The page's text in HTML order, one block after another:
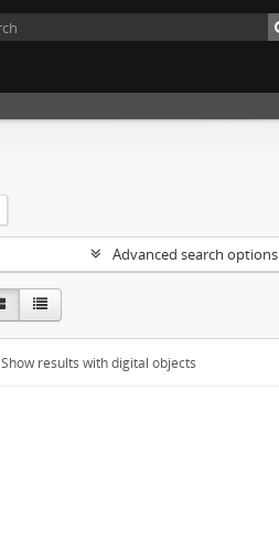
Advanced search options
Show results with digital objects